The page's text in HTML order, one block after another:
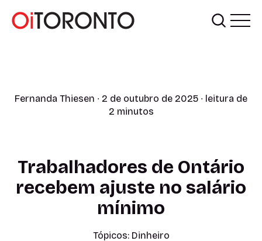
Fernanda Thiesen ∙ 2 de outubro de 2025 ∙ leitura de
2 minutos
Trabalhadores de Ontário
recebem ajuste no salário
mínimo
Tópicos: Dinheiro